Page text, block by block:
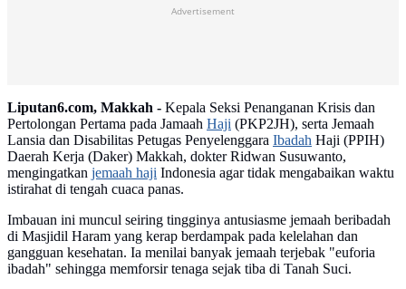
Advertisement
Liputan6.com, Makkah - Kepala Seksi Penanganan Krisis dan
Pertolongan Pertama pada Jamaah Haji (PKP2JH), serta Jemaah
Lansia dan Disabilitas Petugas Penyelenggara Ibadah Haji (PPIH)
Daerah Kerja (Daker) Makkah, dokter Ridwan Susuwanto,
mengingatkan jemaah haji Indonesia agar tidak mengabaikan waktu
istirahat di tengah cuaca panas.
Imbauan ini muncul seiring tingginya antusiasme jemaah beribadah
di Masjidil Haram yang kerap berdampak pada kelelahan dan
gangguan kesehatan. Ia menilai banyak jemaah terjebak "euforia
ibadah" sehingga memforsir tenaga sejak tiba di Tanah Suci.